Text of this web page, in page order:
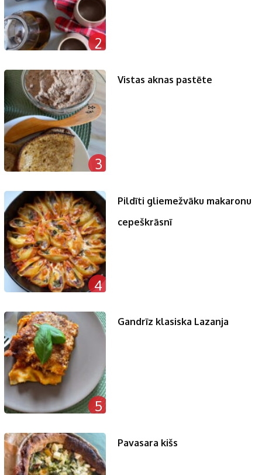
2
3
Vistas aknas pastēte
4
Pildīti gliemežvāku makaronu
cepeškrāsnī
5
Gandrīz klasiska Lazanja
Pavasara kišs